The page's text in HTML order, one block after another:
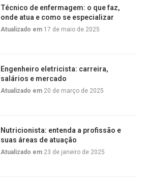
Técnico de enfermagem: o que faz,
onde atua e como se especializar
Atualizado em 17 de maio de 2025
Engenheiro eletricista: carreira,
salários e mercado
Atualizado em 20 de março de 2025
Nutricionista: entenda a profissão e
suas áreas de atuação
Atualizado em 23 de janeiro de 2025